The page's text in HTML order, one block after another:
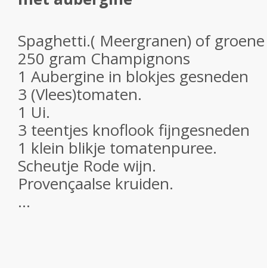
Spaghetti.( Meergranen) of
250 gram Champignons
1 Aubergine in blokjes gesneden
3 (Vlees)tomaten.
1 Ui.
3 teentjes knoflook fijngesneden
1 klein blikje tomatenpuree.
Scheutje Rode wijn.
Provençaalse kruiden.
...